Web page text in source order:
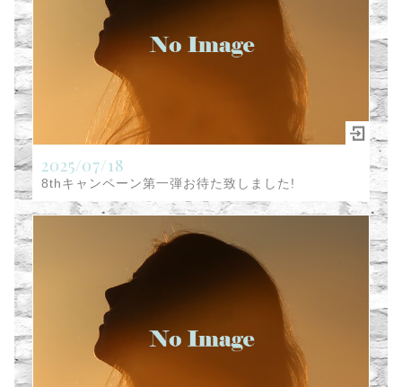
2025/07/18
8thキャンペーン第一弾お待た致しました!